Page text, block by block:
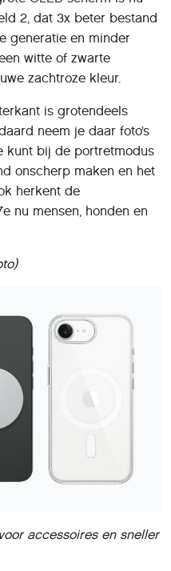
2, dat 3x beter bestand
generatie en minder
witte of zwarte
zachtroze kleur.
is grotendeels
neem je daar foto’s
kunt bij de portretmodus
onscherp maken en het
herkent de
nu mensen, honden en
accessoires en sneller